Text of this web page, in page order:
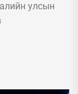
улсын